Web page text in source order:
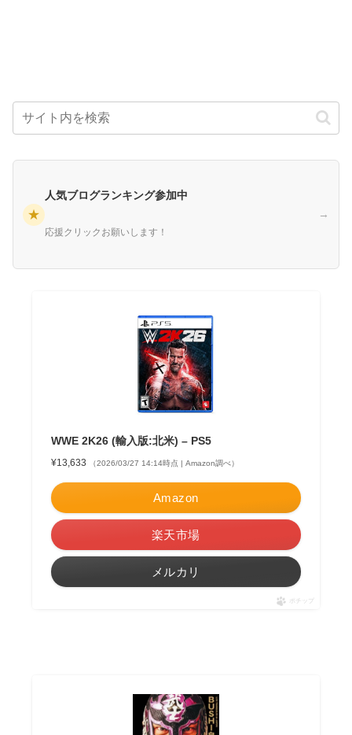
★
人気ブログランキング参加中
応援クリックお願いします！
→
WWE 2K26 (輸入版:北米) – PS5
¥13,633 （2026/03/27 14:14時点 | Amazon調べ）
Amazon
楽天市場
メルカリ
ポチップ